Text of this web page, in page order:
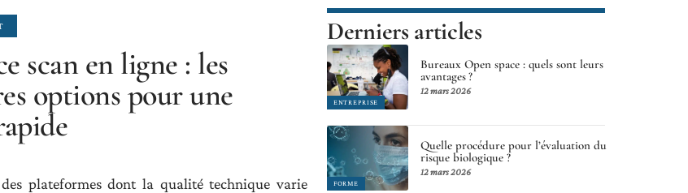
scan en ligne : les
options pour une
plateformes dont la qualité technique varie
Derniers articles
ENTREPRISE
Bureaux Open space : quels sont leurs
avantages ?
12 mars 2026
FORME
Quelle procédure pour l’évaluation du
risque biologique ?
12 mars 2026